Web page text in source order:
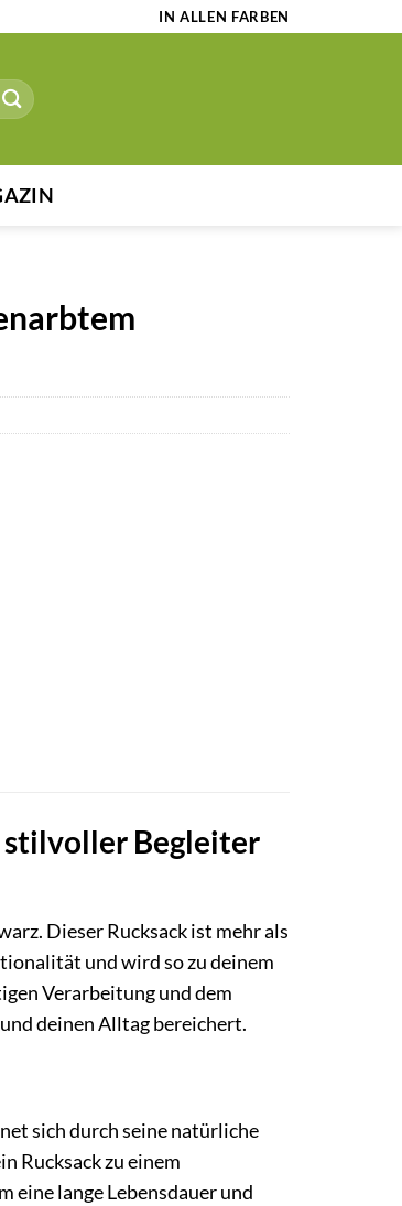
IN ALLEN FARBEN
stilvoller Begleiter
Dieser Rucksack ist mehr als
und wird so zu deinem
Verarbeitung und dem
deinen Alltag bereichert.
sich durch seine natürliche
Rucksack zu einem
lange Lebensdauer und